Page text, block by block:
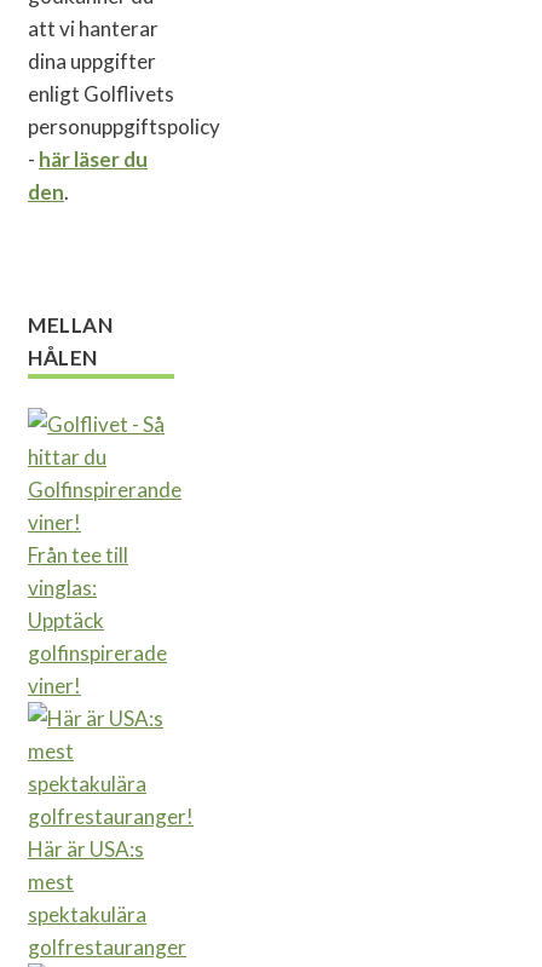
att vi hanterar
dina uppgifter
enligt Golflivets
personuppgiftspolicy
- här läser du
den.
MELLAN
HÅLEN
Från tee till
vinglas:
Upptäck
golfinspirerade
viner!
Här är USA:s
mest
spektakulära
golfrestauranger